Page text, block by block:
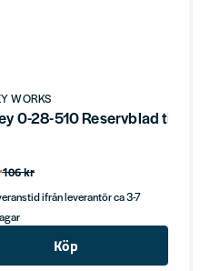
WORKS
0-28-510 Reservblad till
106 kr
ifrån leverantör ca 3-7
Köp